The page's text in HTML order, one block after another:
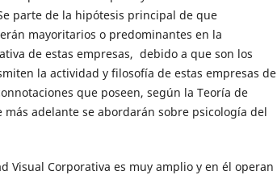
parte de la hipótesis principal de que
mayoritarios o predominantes en la
de estas empresas, debido a que son los
la actividad y filosofía de estas empresas de
que poseen, según la Teoría de
más adelante se abordarán sobre psicología del
Visual Corporativa es muy amplio y en él operan